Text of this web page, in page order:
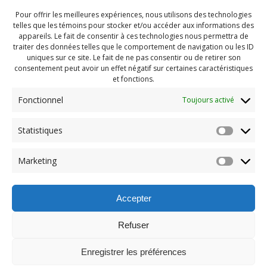
Pour offrir les meilleures expériences, nous utilisons des technologies
telles que les témoins pour stocker et/ou accéder aux informations des
appareils. Le fait de consentir à ces technologies nous permettra de
traiter des données telles que le comportement de navigation ou les ID
uniques sur ce site. Le fait de ne pas consentir ou de retirer son
consentement peut avoir un effet négatif sur certaines caractéristiques
et fonctions.
Fonctionnel Toujours activé
Statistiques
Marketing
Accepter
Refuser
Enregistrer les préférences
Navigation
de
l'article
Previous
Camp automne 2019 (51)
© 2026 Maison des Jeunes de Boucherville.